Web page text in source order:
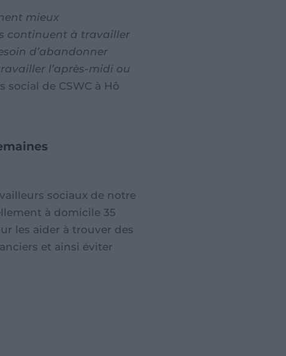
mieux
continuent à travailler
d’abandonner
l’après-midi ou
social de CSWC à Hô
sociaux de notre
à domicile 35
les aider à trouver des
et ainsi éviter